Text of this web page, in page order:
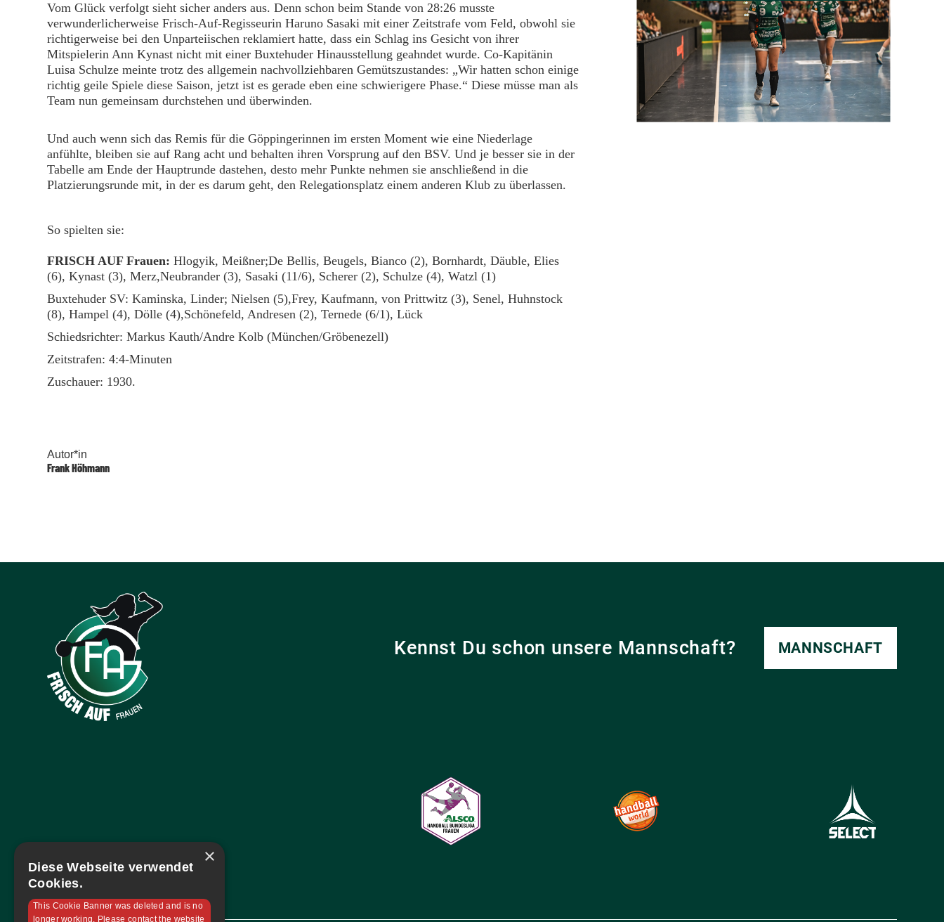
Vom Glück verfolgt sieht sicher anders aus. Denn schon beim Stande von 28:26 musste
verwunderlicherweise Frisch-Auf-Regisseurin Haruno Sasaki mit einer Zeitstrafe vom Feld, obwohl sie
richtigerweise bei den Unparteiischen reklamiert hatte, dass ein Schlag ins Gesicht von ihrer
Mitspielerin Ann Kynast nicht mit einer Buxtehuder Hinausstellung geahndet wurde. Co-Kapitänin
Luisa Schulze meinte trotz des allgemein nachvollziehbaren Gemütszustandes: „Wir hatten schon einige
richtig geile Spiele diese Saison, jetzt ist es gerade eben eine schwierigere Phase.“ Diese müsse man als
Team nun gemeinsam durchstehen und überwinden.
Und auch wenn sich das Remis für die Göppingerinnen im ersten Moment wie eine Niederlage
anfühlte, bleiben sie auf Rang acht und behalten ihren Vorsprung auf den BSV. Und je besser sie in der
Tabelle am Ende der Hauptrunde dastehen, desto mehr Punkte nehmen sie anschließend in die
Platzierungsrunde mit, in der es darum geht, den Relegationsplatz einem anderen Klub zu überlassen.
So spielten sie:
FRISCH AUF Frauen: Hlogyik, Meißner;De Bellis, Beugels, Bianco (2), Bornhardt, Däuble, Elies
(6), Kynast (3), Merz,Neubrander (3), Sasaki (11/6), Scherer (2), Schulze (4), Watzl (1)
Buxtehuder SV: Kaminska, Linder; Nielsen (5),Frey, Kaufmann, von Prittwitz (3), Senel, Huhnstock
(8), Hampel (4), Dölle (4),Schönefeld, Andresen (2), Ternede (6/1), Lück
Schiedsrichter: Markus Kauth/Andre Kolb (München/Gröbenezell)
Zeitstrafen: 4:4-Minuten
Zuschauer: 1930.
Autor*in
Frank Höhmann
Kennst Du schon unsere Mannschaft? MANNSCHAFT
×
Diese Webseite verwendet
Cookies.
This Cookie Banner was deleted and is no
longer working. Please contact the website